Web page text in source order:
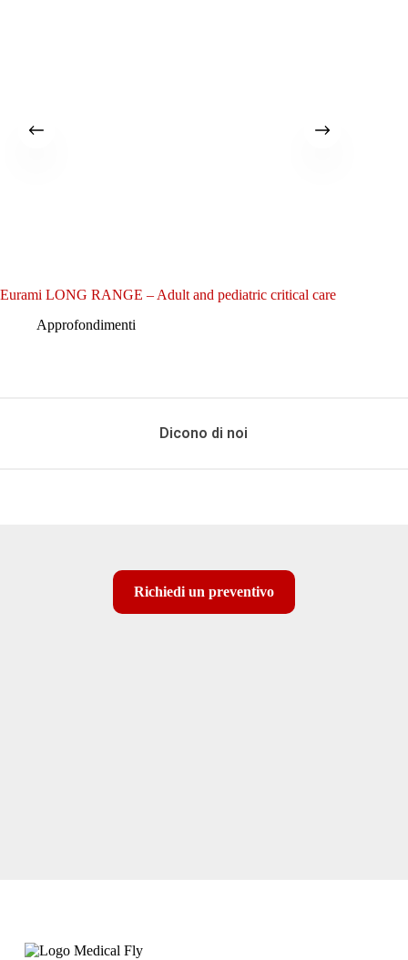
Eurami LONG RANGE – Adult and pediatric critical care
Approfondimenti
Dicono di noi
Richiedi un preventivo